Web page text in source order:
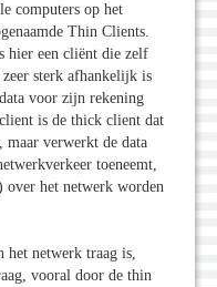
computers op het
Thin Clients.
hier een cliënt die zelf
sterk afhankelijk is
voor zijn rekening
is de thick client dat
maar verwerkt de data
toeneemt,
over het netwerk worden
het netwerk traag is,
vooral door de thin